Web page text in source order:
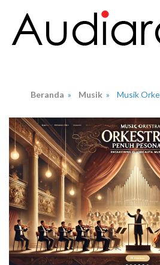
konten
Beranda » Musik » Musik